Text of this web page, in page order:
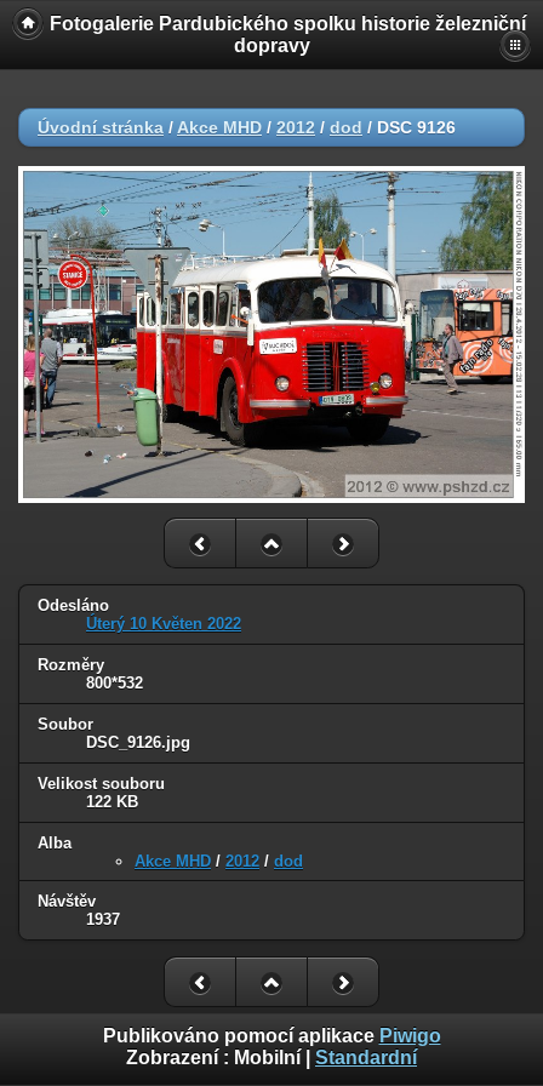
Fotogalerie Pardubického spolku historie železniční
dopravy
Úvodní stránka / Akce MHD / 2012 / dod / DSC 9126
Odesláno
Úterý 10 Květen 2022
Rozměry
800*532
Soubor
DSC_9126.jpg
Velikost souboru
122 KB
Alba
Akce MHD / 2012 / dod
Návštěv
1937
Publikováno pomocí aplikace Piwigo
Zobrazení : Mobilní Standardní